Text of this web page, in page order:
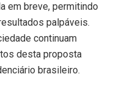
em breve, permitindo
palpáveis.
continuam
desta proposta
brasileiro.